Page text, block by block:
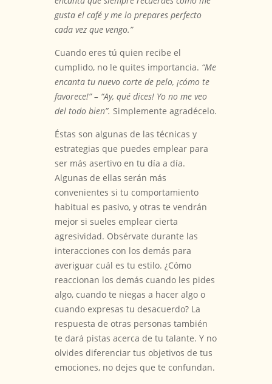
gusta el café y me lo prepares perfecto
cada vez que vengo.”
Cuando eres tú quien recibe el
cumplido, no le quites importancia. “Me
encanta tu nuevo corte de pelo, ¡cómo te
favorece!” – “Ay, qué dices! Yo no me veo
del todo bien”. Simplemente agradécelo.
Éstas son algunas de las técnicas y
estrategias que puedes emplear para
ser más asertivo en tu día a día.
Algunas de ellas serán más
convenientes si tu comportamiento
habitual es pasivo, y otras te vendrán
mejor si sueles emplear cierta
agresividad. Obsérvate durante las
interacciones con los demás para
averiguar cuál es tu estilo. ¿Cómo
reaccionan los demás cuando les pides
algo, cuando te niegas a hacer algo o
cuando expresas tu desacuerdo? La
respuesta de otras personas también
te dará pistas acerca de tu talante. Y no
olvides diferenciar tus objetivos de tus
emociones, no dejes que te confundan.